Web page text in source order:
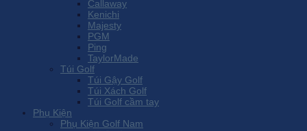
Callaway
Kenichi
Majesty
PGM
Ping
TaylorMade
Túi Golf
Túi Gậy Golf
Túi Xách Golf
Túi Golf cầm tay
Phụ Kiện
Phụ Kiện Golf Nam